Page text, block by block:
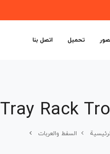
تحميل اتصل بنا
Tray Rack
السفط والعربات